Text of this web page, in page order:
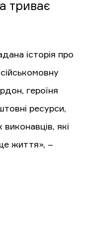
триває
історія про
героїня
ресурси,
які
життя», –